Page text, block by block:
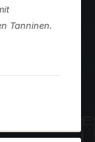
Tanninen.